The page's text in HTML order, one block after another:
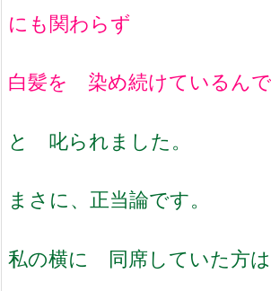
にも関わらず
白髪を 染め続けているんで
と 叱られました。
まさに、正当論です。
私の横に 同席していた方は